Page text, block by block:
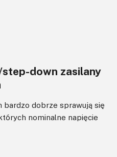
down zasilany
bardzo dobrze sprawują się
nominalne napięcie